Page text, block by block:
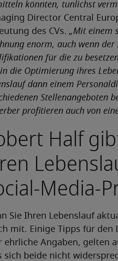
könnten, tunlichst
Director Central
des CVs. „Mit einem
enorm, auch wenn
für die zu
die Optimierung ihres
dann einem
Stellenangeboten
profitieren auch von
Half
Media-
Sie Ihren Lebenslauf
mit. Einige Tipps für den
ehrliche Angaben, gelten
sich beide nicht